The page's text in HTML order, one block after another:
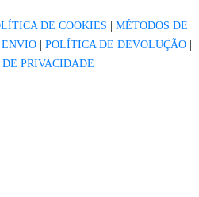
DE COOKIES | MÉTODOS DE
| POLÍTICA DE DEVOLUÇÃO|
PRIVACIDADE